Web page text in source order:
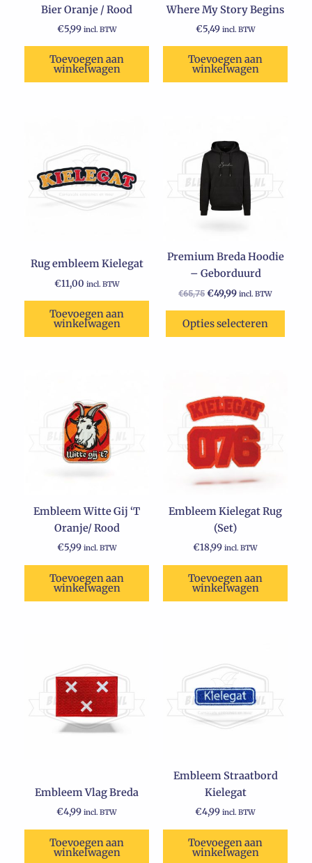
Bier Oranje / Rood
€5,99 incl. BTW
Toevoegen aan
winkelwagen
Where My Story Begins
€5,49 incl. BTW
Toevoegen aan
winkelwagen
Rug embleem Kielegat
€11,00 incl. BTW
Toevoegen aan
winkelwagen
Premium Breda Hoodie
– Geborduurd
€65,75
was:
€65,75.
€49,99
is:
€49,99.
incl. BTW
Opties selecteren
product
heeft
meerdere
variaties.
Deze
gekozen
worden
op
de
productpagina
Embleem Witte Gij ‘T
Oranje/ Rood
€5,99 incl. BTW
Toevoegen aan
winkelwagen
Embleem Kielegat Rug
(Set)
€18,99 incl. BTW
Toevoegen aan
winkelwagen
Embleem Vlag Breda
€4,99 incl. BTW
Toevoegen aan
winkelwagen
Embleem Straatbord
Kielegat
€4,99 incl. BTW
Toevoegen aan
winkelwagen